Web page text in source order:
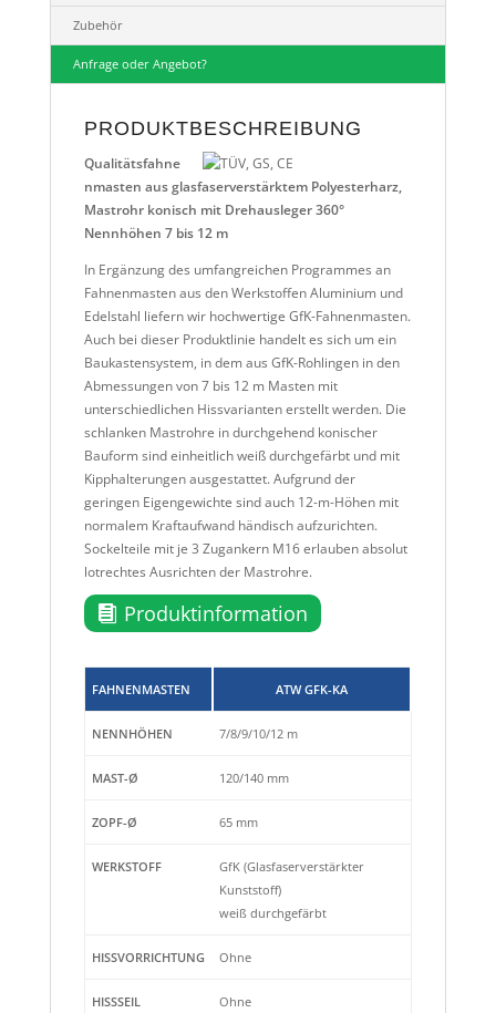
Zubehör
Anfrage oder Angebot?
PRODUKTBESCHREIBUNG
Qualitätsfahne
nmasten aus glasfaserverstärktem Polyesterharz,
Mastrohr konisch mit Drehausleger 360°
Nennhöhen 7 bis 12 m
In Ergänzung des umfangreichen Programmes an
Fahnenmasten aus den Werkstoffen Aluminium und
Edelstahl liefern wir hochwertige GfK-Fahnenmasten.
Auch bei dieser Produktlinie handelt es sich um ein
Baukastensystem, in dem aus GfK-Rohlingen in den
Abmessungen von 7 bis 12 m Masten mit
unterschiedlichen Hissvarianten erstellt werden. Die
schlanken Mastrohre in durchgehend konischer
Bauform sind einheitlich weiß durchgefärbt und mit
Kipphalterungen ausgestattet. Aufgrund der
geringen Eigengewichte sind auch 12-m-Höhen mit
normalem Kraftaufwand händisch aufzurichten.
Sockelteile mit je 3 Zugankern M16 erlauben absolut
lotrechtes Ausrichten der Mastrohre.
Produktinformation
FAHNENMASTEN ATW GFK-KA
NENNHÖHEN 7/8/9/10/12 m
MAST-Ø 120/140 mm
ZOPF-Ø 65 mm
WERKSTOFF
GfK (Glasfaserverstärkter
Kunststoff)
weiß durchgefärbt
HISSVORRICHTUNG Ohne
HISSSEIL Ohne